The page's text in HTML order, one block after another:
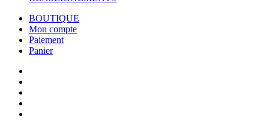
BOUTIQUE
Mon compte
Paiement
Panier